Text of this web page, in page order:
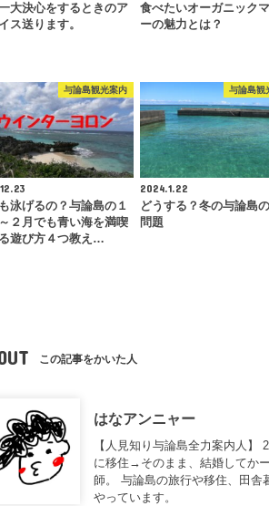
大決心をするときのア
ス送ります。
食べたいオーガニック
ーの魅力とは？
与論島観光案内
泳げるの？与論島の１
２月でも青い海を満喫
遊び方４つ教え…
与論島観
2024.1.22
どうする？冬の与論島
問題
この記事をかいた人
はなアンニャー
【人見知り与論島全力案内人
に移住→そのまま、結婚してか
師。 与論島の旅行や移住、田舎
やっています。